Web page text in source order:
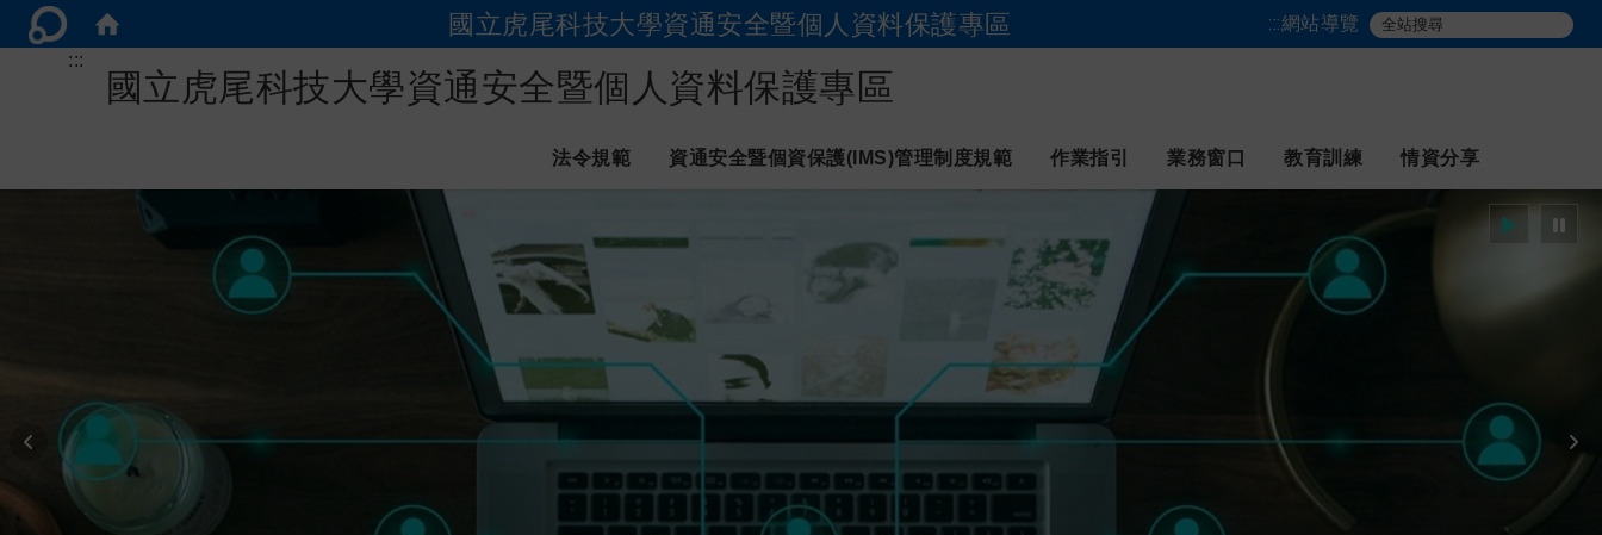
國立虎尾科技大學資通安全暨個人資料保護專區 :::網站導覽
跳到主要內容
:::
國立虎尾科技大學資通安全暨個人資料保護專區
法令規範 資通安全暨個資保護(IMS)管理制度規範 作業指引 業務窗口 教育訓練 情資分享